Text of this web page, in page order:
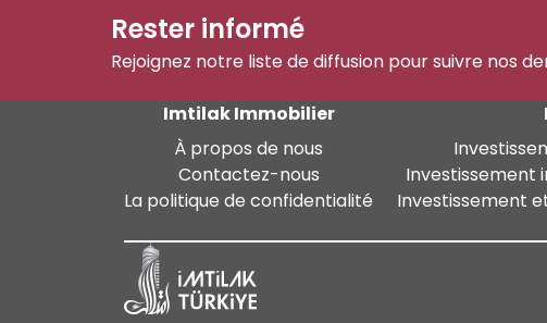
Rester informé
Rejoignez notre liste de diffusion pour suivre nos
Imtilak Immobilier
À propos de nous
Contactez-nous
La politique de confidentialité
Investissement
Investissement